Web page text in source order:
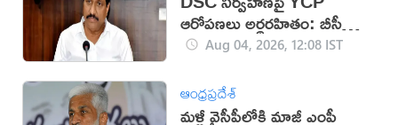
ఆరోపణలు అర్థరహితం: బీసీ
జనార్దన్‌రెడ్డి
Aug 04, 2026, 12:08 IST
ఆంధ్రప్రదేశ్
మళ్లీ వైసీపీలోకి మాజీ ఎంపీ